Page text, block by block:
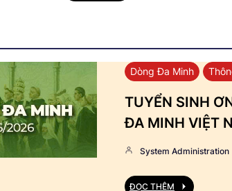
Dòng Đa Minh
TUYỂN SINH
ĐA MINH VIỆT
System Administration
ĐỌC THÊM